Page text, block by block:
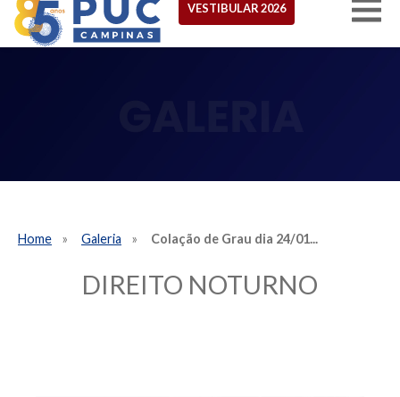
VESTIBULAR 2026
Home Galeria Colação de Grau dia 24/01...
DIREITO NOTURNO